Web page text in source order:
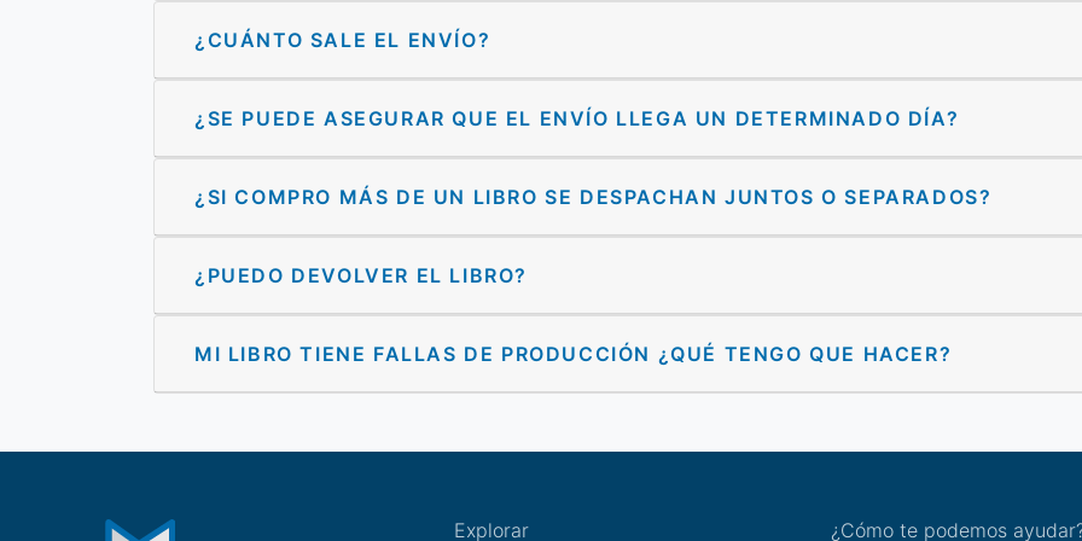
¿CUÁNTO SALE EL ENVÍO?
¿SE PUEDE ASEGURAR QUE EL ENVÍO LLEGA UN DETERMINADO DÍA?
¿SI COMPRO MÁS DE UN LIBRO SE DESPACHAN JUNTOS O SEPARADOS?
¿PUEDO DEVOLVER EL LIBRO?
MI LIBRO TIENE FALLAS DE PRODUCCIÓN ¿QUÉ TENGO QUE HACER?
Explorar ¿Cómo te podemos